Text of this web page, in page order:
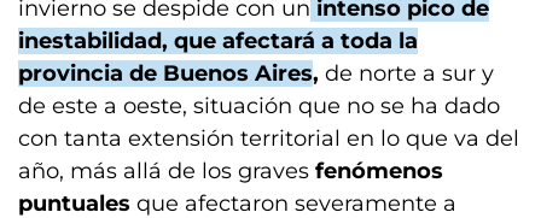
invierno se despide con un intenso pico de
inestabilidad, que afectará a toda la
provincia de Buenos Aires, de norte a sur y
de este a oeste, situación que no se ha dado
con tanta extensión territorial en lo que va del
año, más allá de los graves fenómenos
puntuales que afectaron severamente a